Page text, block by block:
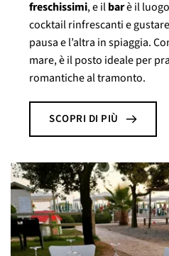
freschissimi, e ilbarè il
cocktail rinfrescanti e
pausa e l’altra in spiaggia.
mare, è il posto ideale per
romantiche al tramonto.
SCOPRI DI PIÙ